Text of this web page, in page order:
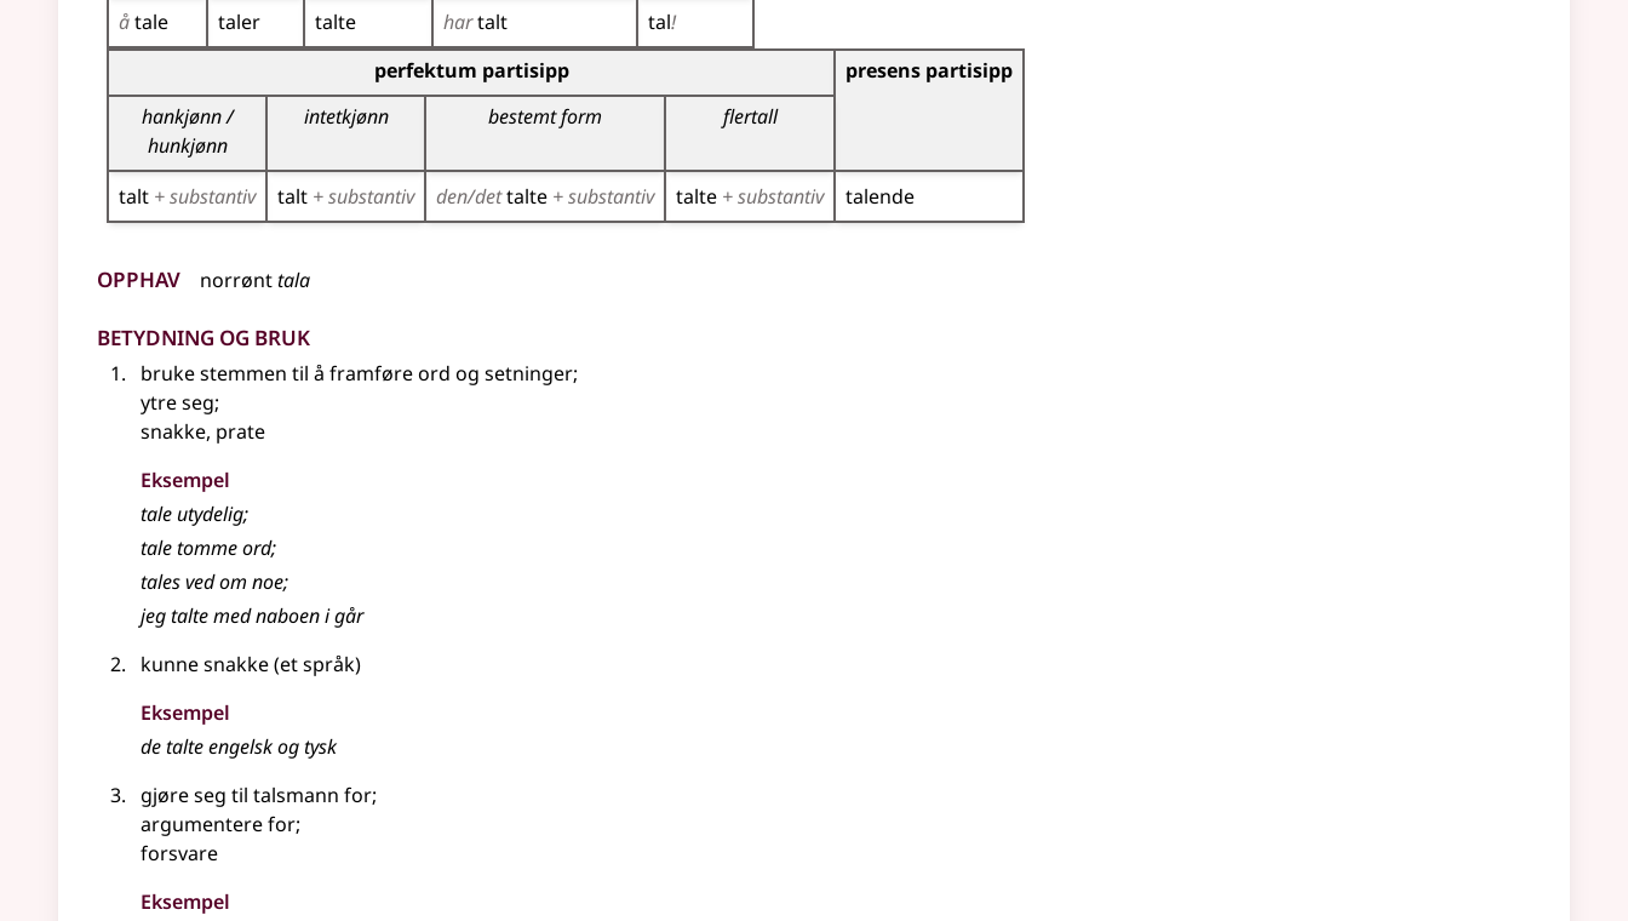
åtale taler talte hartalt tal!
Bøyingstabell for dette verbet (partisippformer)
perfektum partisipp
presens partisipp
hankjønn /
hunkjønn
intetkjønn bestemt form flertall
talt + substantiv talt + substantiv den/dettalte + substantiv talte + substantiv talende
Opphav norrønttala
Betydning og bruk
bruke stemmen til å framføre ord og setninger;
ytre seg;
snakke, prate
Eksempel
tale utydelig;
taletomme ord;
talesved om noe;
jeg talte med naboen i går
kunne snakke (et språk)
Eksempel
de talte engelsk og tysk
gjøre seg til talsmann for;
argumentere for;
forsvare
Eksempel